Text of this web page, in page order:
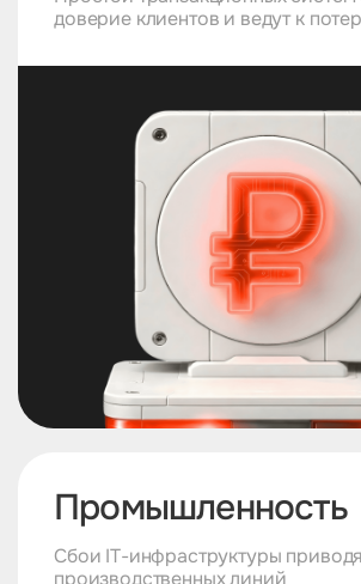
доверие клиентов и ведут к
Промышленность
Сбои IТ-инфраструктуры
производственных линий